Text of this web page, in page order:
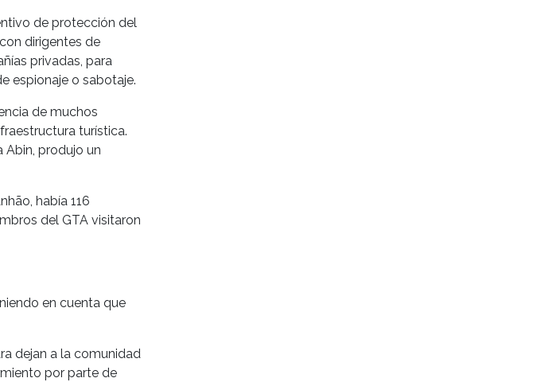
de protección del
dirigentes de
privadas, para
espionaje o sabotaje.
de muchos
turística.
Abin, produjo un
había 116
del GTA visitaron
en cuenta que
dejan a la comunidad
por parte de